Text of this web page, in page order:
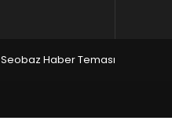
Seobaz Haber Teması